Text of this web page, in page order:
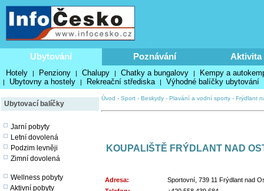
Ubytování Poznávání Aktivita
Hotely | Penziony | Chalupy | Chatky a bungalovy | Kempy a
| Ubytovny a hostely | Rekreační střediska | Výhodné balíčky ubytování
Ubytovací balíčky
Jarní pobyty
Letní dovolená
Podzim levněji
Zimní dovolená
Wellness pobyty
Aktivní pobyty
Úvod - Sport - Beskydy - Plavání a vodní sporty - Frýdlant
KOUPALIŠTĚ FRÝDLANT NAD
Adresa:
Sportovní, 739 11 Frýdlant nad